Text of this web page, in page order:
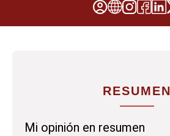
RESUMEN
Mi opinión en resumen